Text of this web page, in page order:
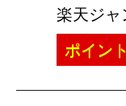
楽天ジャ
ポイント